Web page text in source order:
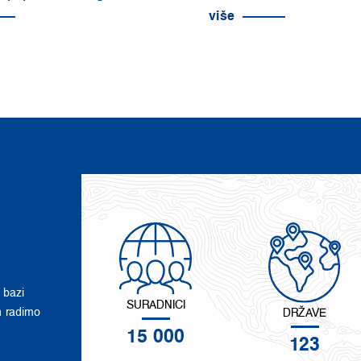
više
radimo
SURADNICI
15 000
DRŽAVE
123